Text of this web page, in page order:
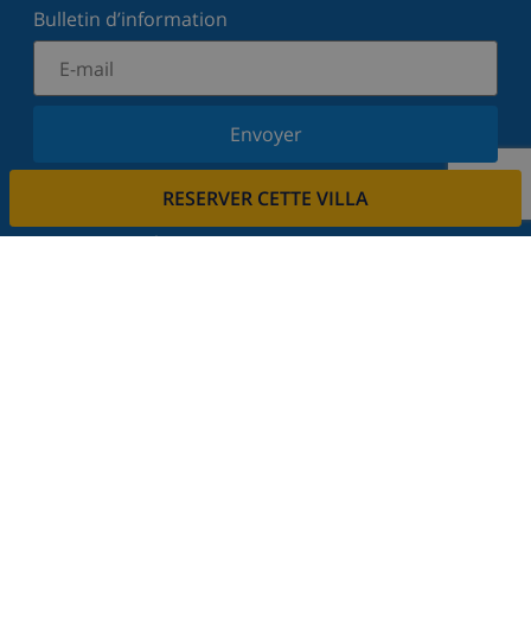
RESERVER CETTE VILLA
Bulletin d’information
Envoyer
Inscrivez-vous à notre newsletter et restez informé
votre vie privée.